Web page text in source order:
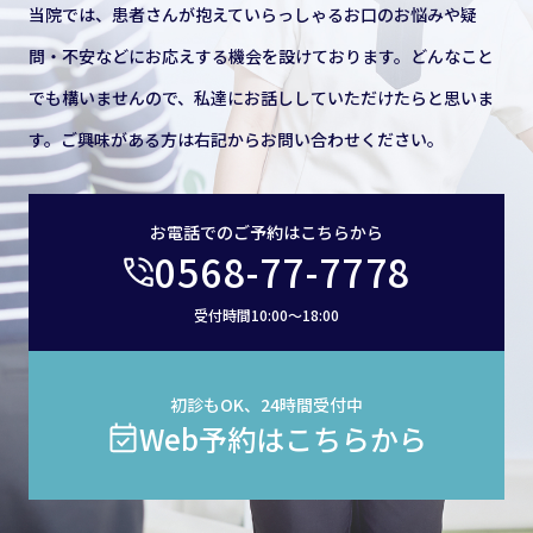
当院では、患者さんが抱えていらっしゃるお口のお悩みや疑
問・不安などにお応えする機会を設けております。どんなこと
でも構いませんので、私達にお話ししていただけたらと思いま
す。ご興味がある方は右記からお問い合わせください。
お電話でのご予約はこちらから
0568-77-7778
受付時間10:00〜18:00
初診もOK、24時間受付中
Web予約はこちらから